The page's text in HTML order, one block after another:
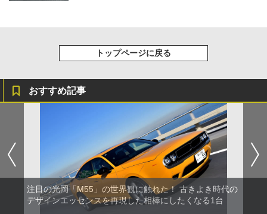
トップページに戻る
おすすめ記事
注目の光岡「M55」の世界観に触れた！ 古きよき時代の
デザインエッセンスを再現した相棒にしたくなる1台